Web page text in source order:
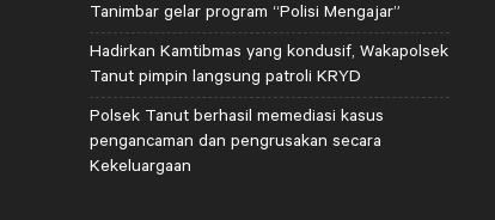
Tanimbar gelar program “Polisi Mengajar”
Hadirkan Kamtibmas yang kondusif, Wakapolsek
Tanut pimpin langsung patroli KRYD
Polsek Tanut berhasil memediasi kasus
pengancaman dan pengrusakan secara
Kekeluargaan